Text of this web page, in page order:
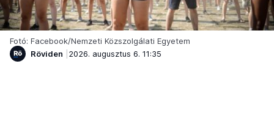
Fotó: Facebook/Nemzeti Közszolgálati Egyetem
Röviden
2026. augusztus 6. 11:35